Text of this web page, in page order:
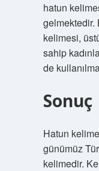
hatun
gelmektedir.
kelimesi,
sahip
de
Sonuç
Hatun
günümüz
kelimedir.